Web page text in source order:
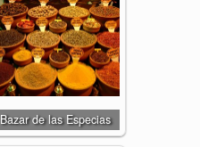
Bazar de las Especias